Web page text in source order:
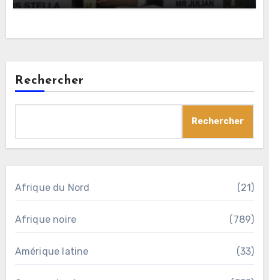
Rechercher
Rechercher
Afrique du Nord (21)
Afrique noire (789)
Amérique latine (33)